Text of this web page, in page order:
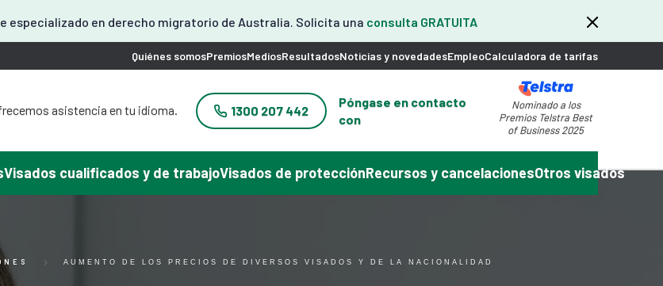
especializado en derecho migratorio de Australia. Solicita una consulta GRATUITA
Quiénes somosPremiosMediosResultadosNoticias y novedadesEmpleoCalculadora de tarifas
asistencia en tu idioma.
visado? Podemos ayudarte en
español.
en vietnamita.
1300 207 442
Póngase en contacto
con
Nominado a los
Premios Telstra Best
of Business 2025
Visados cualificados y de trabajoVisados de protecciónRecursos y cancelacionesOtros visados
AUMENTO DE LOS PRECIOS DE DIVERSOS VISADOS Y DE LA NACIONALIDAD